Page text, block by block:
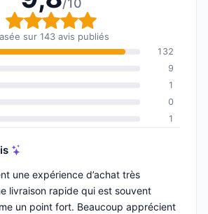
/10
Note globale : 9,8 sur
sur 143 avis publiés
132
9
1
0
1
une expérience d’achat très
livraison rapide qui est souvent
un point fort. Beaucoup apprécient